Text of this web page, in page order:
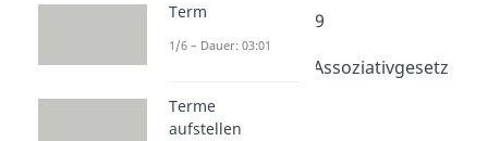
➡️Beispiel:
· 4) · 9
Alles Wichtige zum Assoziativgesetz
erfährst du
Term
1/6 – Dauer: 03:01
Terme
aufstellen